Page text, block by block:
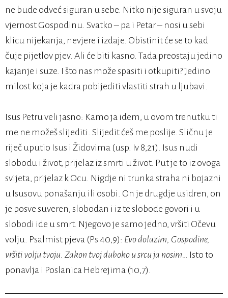
ne bude odveć siguran u sebe. Nitko nije siguran u svoju
vjernost Gospodinu. Svatko – pa i Petar – nosi u sebi
klicu nijekanja, nevjere i izdaje. Obistinit će se to kad
čuje pijetlov pjev. Ali će biti kasno. Tada preostaju jedino
kajanje i suze. I što nas može spasiti i otkupiti? Jedino
milost koja je kadra pobijediti vlastiti strah u ljubavi.
Isus Petru veli jasno: Kamo ja idem, u ovom trenutku ti
me ne možeš slijediti. Slijedit ćeš me poslije. Sličnu je
riječ uputio Isus i Židovima (usp. Iv 8,21). Isus nudi
slobodu i život, prijelaz iz smrti u život. Put je to iz ovoga
svijeta, prijelaz k Ocu. Nigdje ni trunka straha ni bojazni
u Isusovu ponašanju ili osobi. On je drugdje usidren, on
je posve suveren, slobodan i iz te slobode govori i u
slobodi ide u smrt. Njegovo je samo jedno, vršiti Očevu
volju. Psalmist pjeva (Ps 40,9): Evo dolazim, Gospodine,
vršiti volju tvoju. Zakon tvoj duboko u srcu ja nosim… Isto to
ponavlja i Poslanica Hebrejima (10,7).